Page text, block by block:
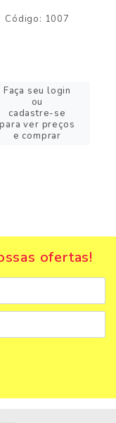
Código: 1007
Faça seu login
ou
cadastre-se
para ver preços
e comprar
ofertas!